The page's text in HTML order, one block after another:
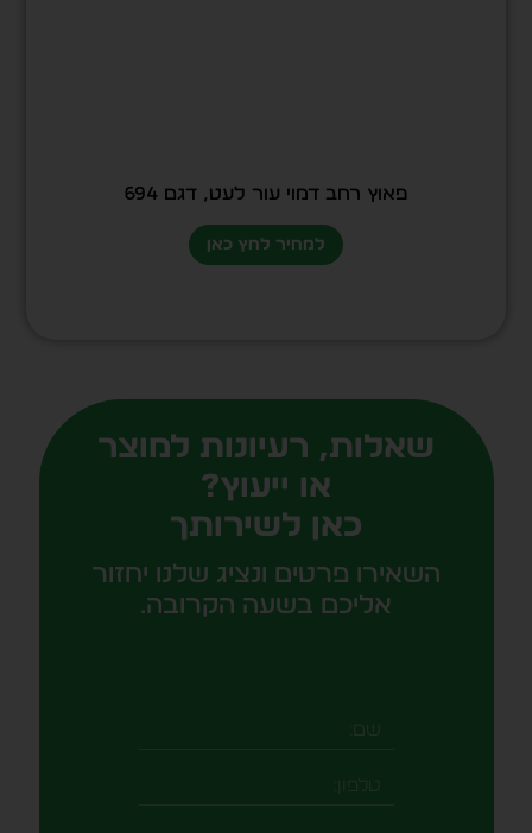
פאוץ רחב דמוי עור לעט, דגם 694
למחיר לחץ כאן
שאלות, רעיונות למוצר
או ייעוץ?
כאן לשירותך
השאירו פרטים ונציג שלנו יחזור
אליכם בשעה הקרובה.
שם
טלפון